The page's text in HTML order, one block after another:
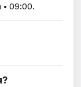
• 09:00.